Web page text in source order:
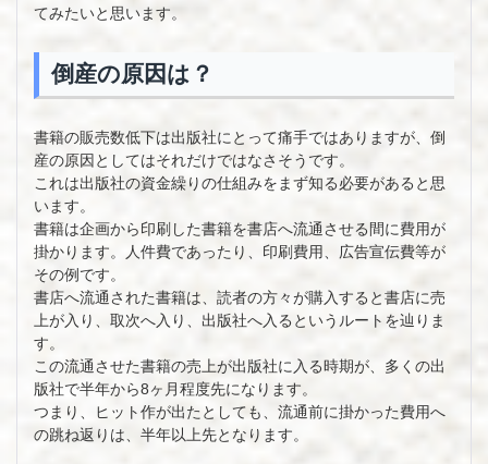
てみたいと思います。
倒産の原因は？
書籍の販売数低下は出版社にとって痛手ではありますが、倒
産の原因としてはそれだけではなさそうです。
これは出版社の資金繰りの仕組みをまず知る必要があると思
います。
書籍は企画から印刷した書籍を書店へ流通させる間に費用が
掛かります。人件費であったり、印刷費用、広告宣伝費等が
その例です。
書店へ流通された書籍は、読者の方々が購入すると書店に売
上が入り、取次へ入り、出版社へ入るというルートを辿りま
す。
この流通させた書籍の売上が出版社に入る時期が、多くの出
版社で半年から8ヶ月程度先になります。
つまり、ヒット作が出たとしても、流通前に掛かった費用へ
の跳ね返りは、半年以上先となります。